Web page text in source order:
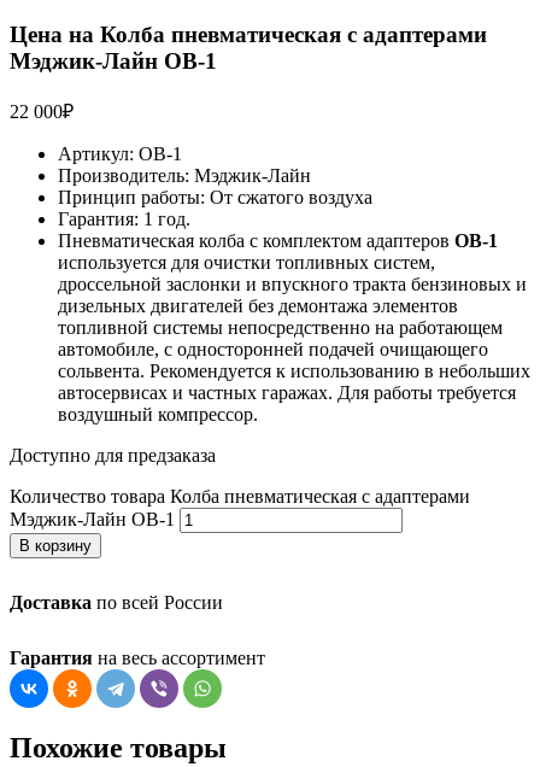
Цена на Колба пневматическая с адаптерами
Мэджик-Лайн ОВ-1
22 000₽
Артикул: ОВ-1
Производитель: Мэджик-Лайн
Принцип работы: От сжатого воздуха
Гарантия: 1 год.
Пневматическая колба с комплектом адаптеров ОВ-1
используется для очистки топливных систем,
дроссельной заслонки и впускного тракта бензиновых и
дизельных двигателей без демонтажа элементов
топливной системы непосредственно на работающем
автомобиле, с односторонней подачей очищающего
сольвента. Рекомендуется к использованию в небольших
автосервисах и частных гаражах. Для работы требуется
воздушный компрессор.
Доступно для предзаказа
Количество товара Колба пневматическая с адаптерами
Мэджик-Лайн ОВ-1
В корзину
Доставка по всей России
Гарантия на весь ассортимент
Похожие товары